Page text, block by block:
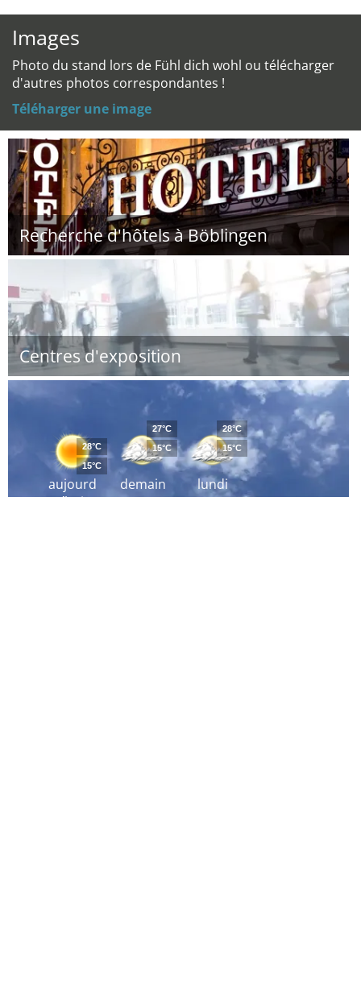
Images
Photo du stand lors de Fühl dich wohl ou télécharger
d'autres photos correspondantes !
Téléharger une image
Recherche d'hôtels à Böblingen
Centres d'exposition
aujourd
´hui
28°C
15°C
demain
27°C
15°C
lundi
28°C
15°C